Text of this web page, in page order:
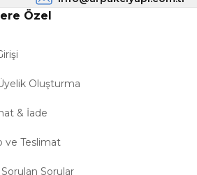
Özel
Oluşturma
& İade
ve Teslimat
Sorulan Sorular